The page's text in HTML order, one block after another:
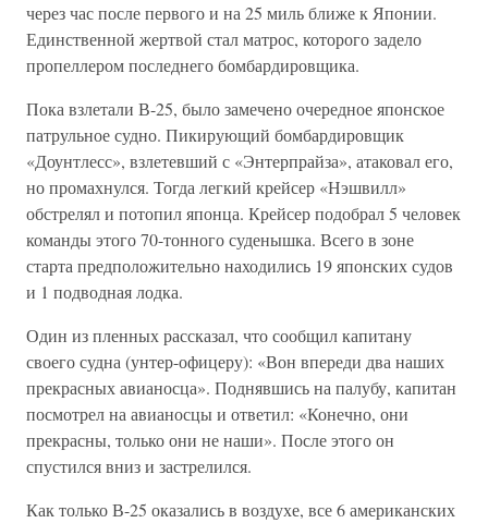
через час после первого и на 25 миль ближе к Японии.
Единственной жертвой стал матрос, которого задело
пропеллером последнего бомбардировщика.
Пока взлетали В-25, было замечено очередное японское
патрульное судно. Пикирующий бомбардировщик
«Доунтлесс», взлетевший с «Энтерпрайза», атаковал его,
но промахнулся. Тогда легкий крейсер «Нэшвилл»
обстрелял и потопил японца. Крейсер подобрал 5 человек
команды этого 70-тонного суденышка. Всего в зоне
старта предположительно находились 19 японских судов
и 1 подводная лодка.
Один из пленных рассказал, что сообщил капитану
своего судна (унтер-офицеру): «Вон впереди два наших
прекрасных авианосца». Поднявшись на палубу, капитан
посмотрел на авианосцы и ответил: «Конечно, они
прекрасны, только они не наши». После этого он
спустился вниз и застрелился.
Как только В-25 оказались в воздухе, все 6 американских